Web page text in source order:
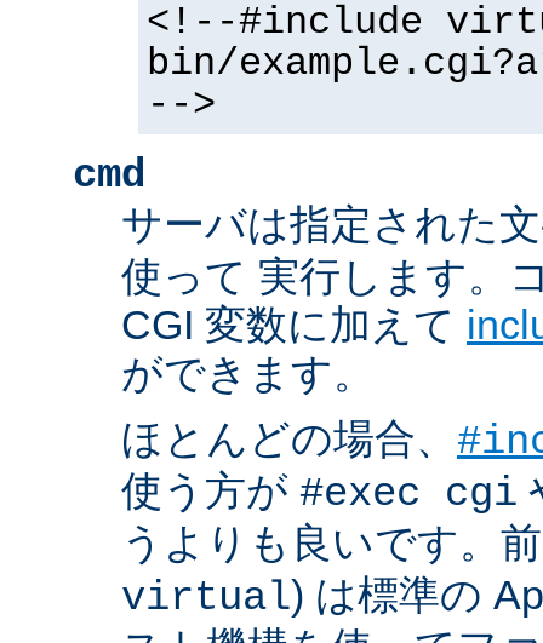
<!--#include
bin/
-->
cmd
サーバは指定された
使って 実行します。
CGI 変数に加えて
ができます。
ほとんどの場合、
使う方が #exec cgi
うよりも良いです。
virtual) は標準の